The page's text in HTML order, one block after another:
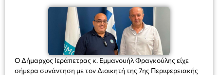
Ο Δήμαρχος Ιεράπετρας κ. Εμμανουήλ Φραγκούλης είχε
σήμερα συνάντηση με τον Διοικητή της 7ης Περιφερειακής